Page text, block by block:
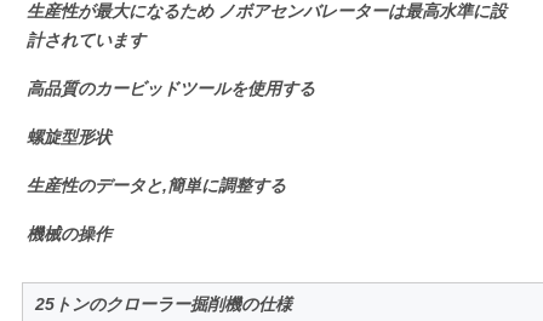
べ
て
の
場
合
VR
生産性が最大になるため ノボアセンバレーターは最高水準に設
計されています
高品質のカービッドツールを使用する
螺旋型形状
生産性のデータと,簡単に調整する
機械の操作
25トンのクローラー掘削機の仕様